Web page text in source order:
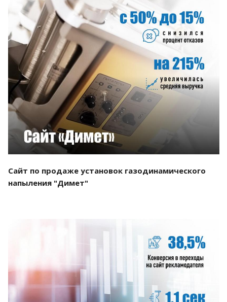
Смотреть проект
Сайт по продаже установок газодинамического
напыления "Димет"